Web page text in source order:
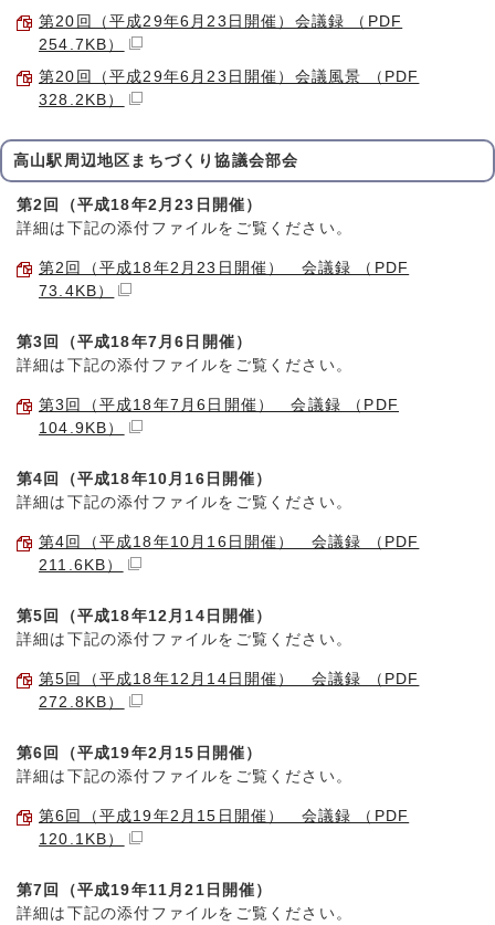
第20回（平成29年6月23日開催）会議録 （PDF
254.7KB）
第20回（平成29年6月23日開催）会議風景 （PDF
328.2KB）
高山駅周辺地区まちづくり協議会部会
第2回（平成18年2月23日開催）
詳細は下記の添付ファイルをご覧ください。
第2回（平成18年2月23日開催） 会議録 （PDF
73.4KB）
第3回（平成18年7月6日開催）
詳細は下記の添付ファイルをご覧ください。
第3回（平成18年7月6日開催） 会議録 （PDF
104.9KB）
第4回（平成18年10月16日開催）
詳細は下記の添付ファイルをご覧ください。
第4回（平成18年10月16日開催） 会議録 （PDF
211.6KB）
第5回（平成18年12月14日開催）
詳細は下記の添付ファイルをご覧ください。
第5回（平成18年12月14日開催） 会議録 （PDF
272.8KB）
第6回（平成19年2月15日開催）
詳細は下記の添付ファイルをご覧ください。
第6回（平成19年2月15日開催） 会議録 （PDF
120.1KB）
第7回（平成19年11月21日開催）
詳細は下記の添付ファイルをご覧ください。